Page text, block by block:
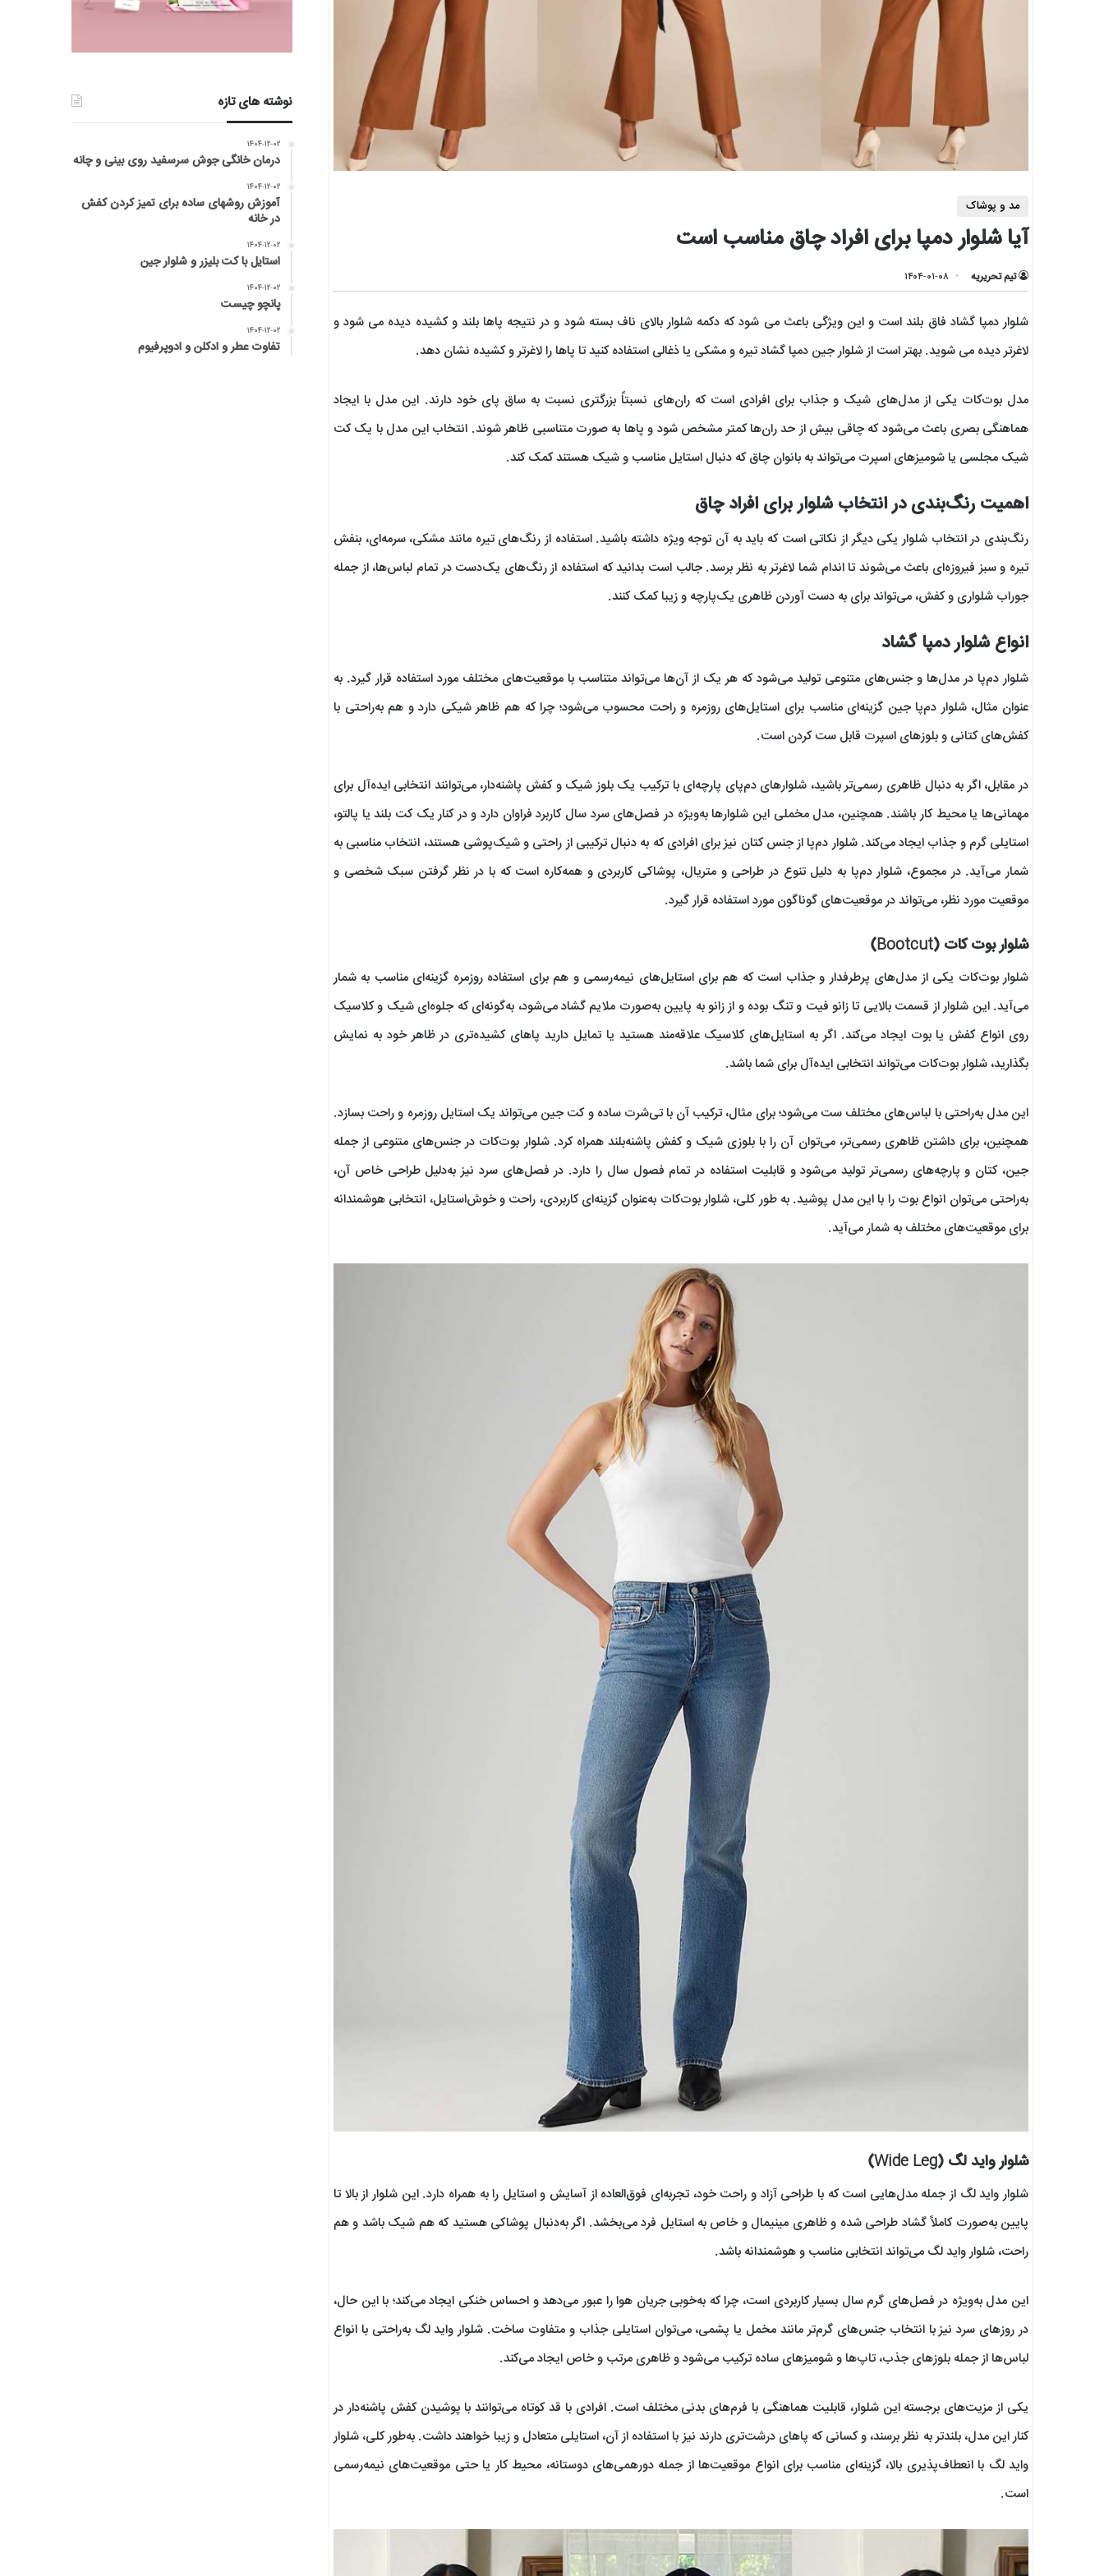
مد و پوشاک
آیا شلوار دمپا برای افراد چاق مناسب است
تیم تحریریه ۱۴۰۴-۰۱-۰۸
شلوار دمپا گشاد فاق بلند است و این ویژگی باعث می شود که دکمه شلوار بالای ناف بسته شود و در نتیجه پاها بلند و کشیده دیده می شود و
لاغرتر دیده می شوید. بهتر است از شلوار جین دمپا گشاد تیره و مشکی یا ذغالی استفاده کنید تا پاها را لاغرتر و کشیده نشان دهد.
مدل بوت‌کات یکی از مدل‌های شیک و جذاب برای افرادی است که ران‌های نسبتاً بزرگتری نسبت به ساق پای خود دارند. این مدل با ایجاد
هماهنگی بصری باعث می‌شود که چاقی بیش از حد ران‌ها کمتر مشخص شود و پاها به صورت متناسبی ظاهر شوند. انتخاب این مدل با یک کت
شیک مجلسی یا شومیزهای اسپرت می‌تواند به بانوان چاق که دنبال استایل مناسب و شیک هستند کمک کند.
اهمیت رنگ‌بندی در انتخاب شلوار برای افراد چاق
رنگ‌بندی در انتخاب شلوار یکی دیگر از نکاتی است که باید به آن توجه ویژه داشته باشید. استفاده از رنگ‌های تیره مانند مشکی، سرمه‌ای، بنفش
تیره و سبز فیروزه‌ای باعث می‌شوند تا اندام شما لاغرتر به نظر برسد. جالب است بدانید که استفاده از رنگ‌های یک‌دست در تمام لباس‌ها، از جمله
جوراب شلواری و کفش، می‌تواند برای به دست آوردن ظاهری یک‌پارچه و زیبا‌ کمک کنند.
انواع شلوار دمپا گشاد
شلوار دم‌پا در مدل‌ها و جنس‌های متنوعی تولید می‌شود که هر یک از آن‌ها می‌تواند متناسب با موقعیت‌های مختلف مورد استفاده قرار گیرد. به
عنوان مثال، شلوار دم‌پا جین گزینه‌ای مناسب برای استایل‌های روزمره و راحت محسوب می‌شود؛ چرا که هم ظاهر شیکی دارد و هم به‌راحتی با
کفش‌های کتانی و بلوزهای اسپرت قابل ست کردن است.
در مقابل، اگر به دنبال ظاهری رسمی‌تر باشید، شلوارهای دم‌پای پارچه‌ای با ترکیب یک بلوز شیک و کفش پاشنه‌دار، می‌توانند انتخابی ایده‌آل برای
مهمانی‌ها یا محیط کار باشند. همچنین، مدل مخملی این شلوارها به‌ویژه در فصل‌های سرد سال کاربرد فراوان دارد و در کنار یک کت بلند یا پالتو،
استایلی گرم و جذاب ایجاد می‌کند. شلوار دم‌پا از جنس کتان نیز برای افرادی که به دنبال ترکیبی از راحتی و شیک‌پوشی هستند، انتخاب مناسبی به
شمار می‌آید. در مجموع، شلوار دم‌پا به دلیل تنوع در طراحی و متریال، پوشاکی کاربردی و همه‌کاره است که با در نظر گرفتن سبک شخصی و
موقعیت مورد نظر، می‌تواند در موقعیت‌های گوناگون مورد استفاده قرار گیرد.
شلوار بوت کات (Bootcut)
شلوار بوت‌کات یکی از مدل‌های پرطرفدار و جذاب است که هم برای استایل‌های نیمه‌رسمی و هم برای استفاده روزمره گزینه‌ای مناسب به شمار
می‌آید. این شلوار از قسمت بالایی تا زانو فیت و تنگ بوده و از زانو به پایین به‌صورت ملایم گشاد می‌شود، به‌گونه‌ای که جلوه‌ای شیک و کلاسیک
روی انواع کفش یا بوت ایجاد می‌کند. اگر به استایل‌های کلاسیک علاقه‌مند هستید یا تمایل دارید پاهای کشیده‌تری در ظاهر خود به نمایش
بگذارید، شلوار بوت‌کات می‌تواند انتخابی ایده‌آل برای شما باشد.
این مدل به‌راحتی با لباس‌های مختلف ست می‌شود؛ برای مثال، ترکیب آن با تی‌شرت ساده و کت جین می‌تواند یک استایل روزمره و راحت بسازد.
همچنین، برای داشتن ظاهری رسمی‌تر، می‌توان آن را با بلوزی شیک و کفش پاشنه‌بلند همراه کرد. شلوار بوت‌کات در جنس‌های متنوعی از جمله
جین، کتان و پارچه‌های رسمی‌تر تولید می‌شود و قابلیت استفاده در تمام فصول سال را دارد. در فصل‌های سرد نیز به‌دلیل طراحی خاص آن،
به‌راحتی می‌توان انواع بوت را با این مدل پوشید. به طور کلی، شلوار بوت‌کات به‌عنوان گزینه‌ای کاربردی، راحت و خوش‌استایل، انتخابی هوشمندانه
برای موقعیت‌های مختلف به شمار می‌آید.
شلوار واید لگ (Wide Leg)
شلوار واید لگ از جمله مدل‌هایی است که با طراحی آزاد و راحت خود، تجربه‌ای فوق‌العاده از آسایش و استایل را به همراه دارد. این شلوار از بالا تا
پایین به‌صورت کاملاً گشاد طراحی شده و ظاهری مینیمال و خاص به استایل فرد می‌بخشد. اگر به‌دنبال پوشاکی هستید که هم شیک باشد و هم
راحت، شلوار واید لگ می‌تواند انتخابی مناسب و هوشمندانه باشد.
این مدل به‌ویژه در فصل‌های گرم سال بسیار کاربردی است، چرا که به‌خوبی جریان هوا را عبور می‌دهد و احساس خنکی ایجاد می‌کند؛ با این حال،
در روزهای سرد نیز با انتخاب جنس‌های گرم‌تر مانند مخمل یا پشمی، می‌توان استایلی جذاب و متفاوت ساخت. شلوار واید لگ به‌راحتی با انواع
لباس‌ها از جمله بلوزهای جذب، تاپ‌ها و شومیزهای ساده ترکیب می‌شود و ظاهری مرتب و خاص ایجاد می‌کند.
یکی از مزیت‌های برجسته این شلوار، قابلیت هماهنگی با فرم‌های بدنی مختلف است. افرادی با قد کوتاه می‌توانند با پوشیدن کفش پاشنه‌دار در
کنار این مدل، بلندتر به نظر برسند، و کسانی که پاهای درشت‌تری دارند نیز با استفاده از آن، استایلی متعادل و زیبا خواهند داشت. به‌طور کلی، شلوار
واید لگ با انعطاف‌پذیری بالا، گزینه‌ای مناسب برای انواع موقعیت‌ها از جمله دورهمی‌های دوستانه، محیط کار یا حتی موقعیت‌های نیمه‌رسمی
است.
نوشته های تازه
۱۴۰۴-۱۲-۰۲
درمان خانگی جوش سرسفید روی بینی و چانه
۱۴۰۴-۱۲-۰۲
آموزش روشهای ساده برای تمیز کردن کفش
در خانه
۱۴۰۴-۱۲-۰۲
استایل با کت بلیزر و شلوار جین
۱۴۰۴-۱۲-۰۲
پانچو چیست
۱۴۰۴-۱۲-۰۲
تفاوت عطر و ادکلن و ادوپرفیوم